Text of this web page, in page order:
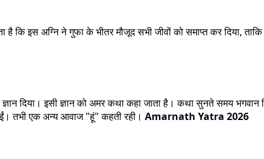
कि इस अग्नि ने गुफा के भीतर मौजूद सभी जीवों को समाप्त कर दिया,
दिया। इसी ज्ञान को अमर कथा कहा जाता है। कथा सुनते समय भगवान
तभी एक अन्य आवाज "हूं" कहती रही। Amarnath Yatra 2026